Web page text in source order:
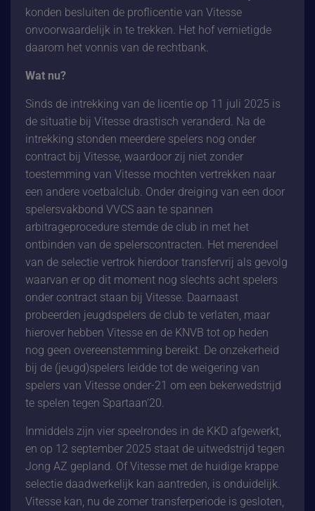
konden besluiten de proflicentie van Vitesse
onvoorwaardelijk in te trekken. Het hof vernietigde
daarom het vonnis van de rechtbank.
Wat nu?
Sinds de intrekking van de licentie op 11 juli 2025 is
de situatie bij Vitesse drastisch veranderd. Na de
intrekking stonden meerdere spelers nog onder
contract bij Vitesse, waardoor zij niet zonder
toestemming van Vitesse mochten vertrekken naar
een andere voetbalclub. Onder dreiging van een door
spelersvakbond VVCS aan te spannen
arbitrageprocedure stemde de club in met het
ontbinden van de spelerscontracten. Het merendeel
van de selectie vertrok hierdoor transfervrij als gevolg
waarvan er op dit moment nog slechts acht spelers
onder contract staan bij Vitesse. Daarnaast
probeerden jeugdspelers de club te verlaten, maar
hierover hebben Vitesse en de KNVB tot op heden
nog geen overeenstemming bereikt. De onzekerheid
bij de (jeugd)spelers leidde tot de weigering van
spelers van Vitesse onder-21 om een bekerwedstrijd
te spelen tegen Spartaan’20.
Inmiddels zijn vier speelrondes in de KKD afgewerkt,
en op 12 september 2025 staat de uitwedstrijd tegen
Jong AZ gepland. Of Vitesse met de huidige krappe
selectie daadwerkelijk kan aantreden, is onduidelijk.
Vitesse kan, nu de zomer transferperiode is gesloten,